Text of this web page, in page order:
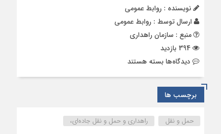
نویسنده : روابط عمومی
ارسال توسط : روابط عمومی
منبع : سازمان راهداری
دیدگاه‌ها برای
زمستانی
با
رویکرد
بسته هستند
برچسب ها
حمل و نقل راهداری و حمل و نقل جاده‌ای،